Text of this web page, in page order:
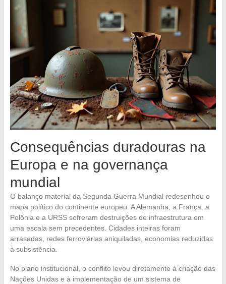
Consequências duradouras na
Europa e na governança
mundial
O balanço material da Segunda Guerra Mundial redesenhou o
mapa político do continente europeu. A Alemanha, a França, a
Polônia e a URSS sofreram destruições de infraestrutura em
uma escala sem precedentes. Cidades inteiras foram
arrasadas, redes ferroviárias aniquiladas, economias reduzidas
à subsistência.
No plano institucional, o conflito levou diretamente à criação das
Nações Unidas e à implementação de um sistema de